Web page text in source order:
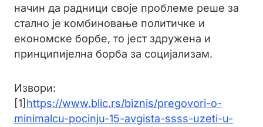
начин да радници своје проблеме реше за
стално је комбиновање политичке и
економске борбе, то јест здружена и
принципијелна борба за социјализам.
Извори:
[1] https://www.blic.rs/biznis/pregovori-o-
minimalcu-pocinju-15-avgista-ssss-uzeti-u-